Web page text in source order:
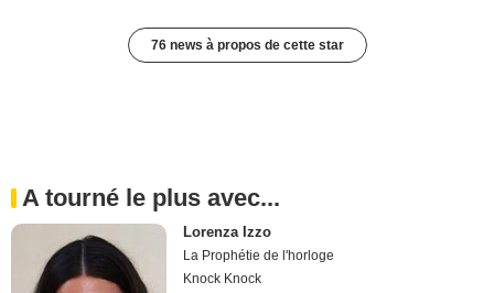
76 news à propos de cette star
A tourné le plus avec...
Lorenza Izzo
La Prophétie de l'horloge
Knock Knock